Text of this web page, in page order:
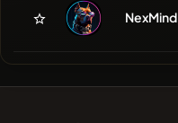
NexMind